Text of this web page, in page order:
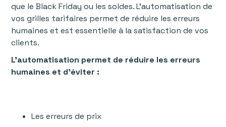
que le Black Friday ou les soldes. L'automatisation de
vos grilles tarifaires permet de réduire les erreurs
humaines et est essentielle à la satisfaction de vos
clients.
L'automatisation permet de réduire les erreurs
humaines et d’éviter :
Les erreurs de prix